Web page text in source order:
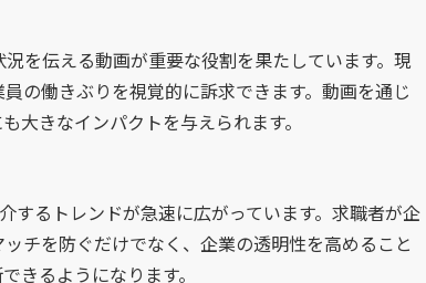
を伝える動画が重要な役割を果たしています。現
の働きぶりを視覚的に訴求できます。動画を通じ
大きなインパクトを与えられます。
するトレンドが急速に広がっています。求職者が企
チを防ぐだけでなく、企業の透明性を高めること
きるようになります。